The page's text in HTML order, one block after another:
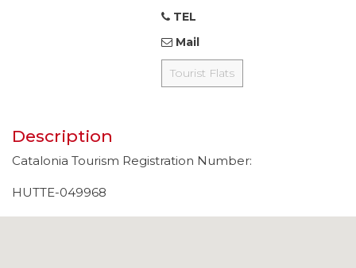
TEL
Mail
Tourist Flats
Description
Catalonia Tourism Registration Number:
HUTTE-049968